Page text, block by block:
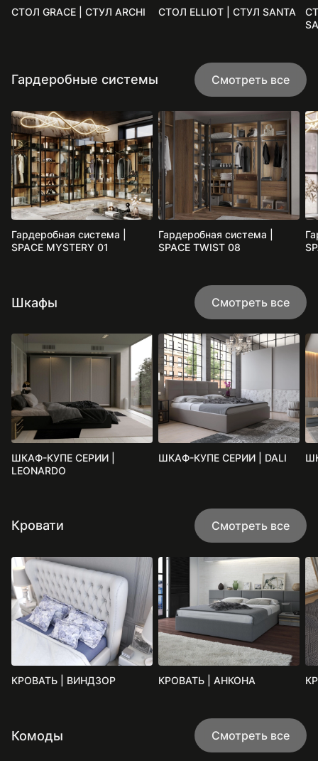
СТОЛ GRACE | СТУЛ ARCHI СТОЛ ELLIOT | СТУЛ SANTA
Гардеробные системы Смотреть все
Гардеробная система |
SPACE MYSTERY 01
Гардеробная система |
SPACE TWIST 08
Шкафы Смотреть все
ШКАФ-КУПЕ СЕРИИ |
LEONARDO
ШКАФ-КУПЕ СЕРИИ | DALI
Кровати Смотреть все
КРОВАТЬ | ВИНДЗОР КРОВАТЬ | АНКОНА
Комоды Смотреть все